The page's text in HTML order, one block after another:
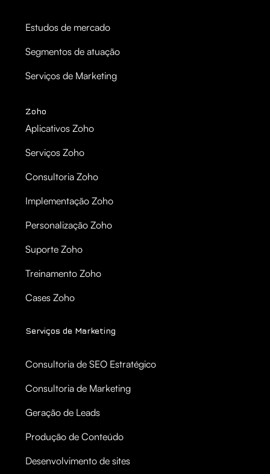
Estudos de mercado
Segmentos de atuação
Serviços de Marketing
Zoho
Aplicativos Zoho
Serviços Zoho
Consultoria Zoho
Implementação Zoho
Personalização Zoho
Suporte Zoho
Treinamento Zoho
Cases Zoho
Serviços de Marketing
Consultoria de SEO Estratégico
Consultoria de Marketing
Geração de Leads
Produção de Conteúdo
Desenvolvimento de sites